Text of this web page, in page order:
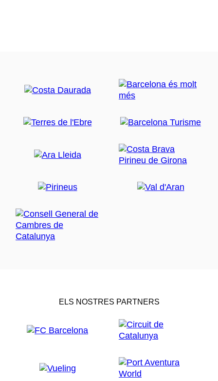
ELS NOSTRES PARTNERS